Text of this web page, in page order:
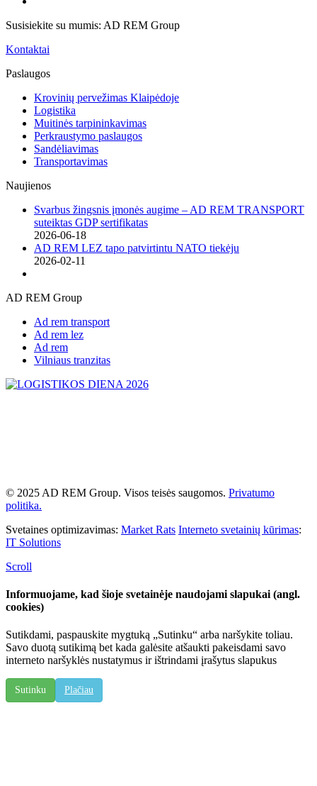
Susisiekite su mumis: AD REM Group
Kontaktai
Paslaugos
Krovinių pervežimas Klaipėdoje
Logistika
Muitinės tarpininkavimas
Perkraustymo paslaugos
Sandėliavimas
Transportavimas
Naujienos
Svarbus žingsnis įmonės augime – AD REM TRANSPORT
suteiktas GDP sertifikatas
2026-06-18
AD REM LEZ tapo patvirtintu NATO tiekėju
2026-02-11
AD REM Group
Ad rem transport
Ad rem lez
Ad rem
Vilniaus tranzitas
© 2025 AD REM Group. Visos teisės saugomos. Privatumo
politika.
Svetaines optimizavimas: Market Rats Interneto svetainių kūrimas:
IT Solutions
Scroll
Informuojame, kad šioje svetainėje naudojami slapukai (angl.
cookies)
Sutikdami, paspauskite mygtuką „Sutinku“ arba naršykite toliau.
Savo duotą sutikimą bet kada galėsite atšaukti pakeisdami savo
interneto naršyklės nustatymus ir ištrindami įrašytus slapukus
Sutinku Plačiau